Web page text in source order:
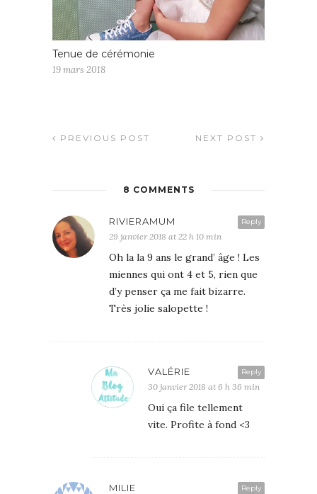
Tenue de cérémonie
19 mars 2018
PREVIOUS POST NEXT POST
8 COMMENTS
Reply
RIVIERAMUM
29 janvier 2018 at 22 h 10 min
Oh la la 9 ans le grand’ âge ! Les
miennes qui ont 4 et 5, rien que
d’y penser ça me fait bizarre.
Très jolie salopette !
Reply
VALÉRIE
30 janvier 2018 at 6 h 36 min
Oui ça file tellement
vite. Profite à fond <3
Reply
MILIE